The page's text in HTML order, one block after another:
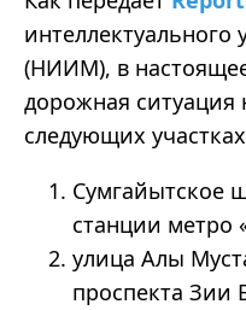
интеллектуального
(НИИМ), в
дорожная ситуация
следующих
Сумгайытское
станции метро
улица Алы
проспекта Зии